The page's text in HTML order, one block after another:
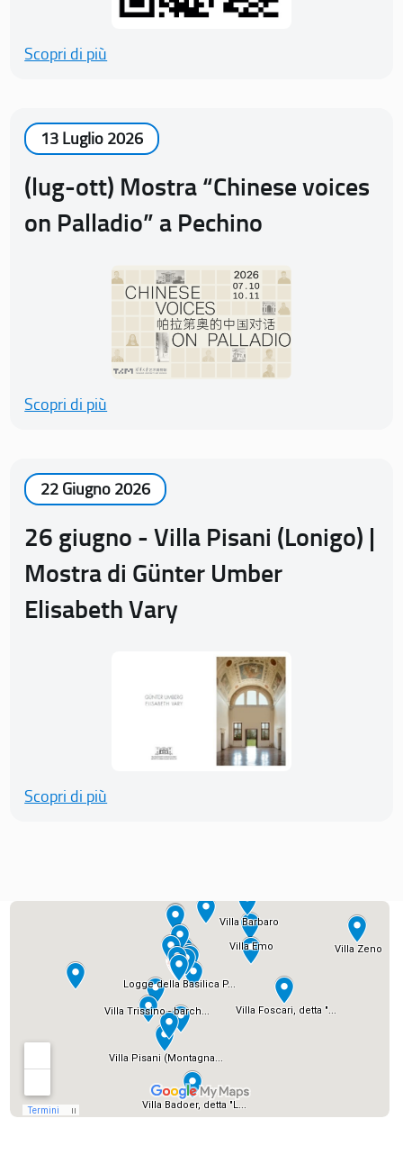
Scopri di più
13 Luglio 2026
(lug-ott) Mostra “Chinese voices
on Palladio” a Pechino
Scopri di più
22 Giugno 2026
26 giugno - Villa Pisani (Lonigo) |
Mostra di Günter Umber
Elisabeth Vary
Scopri di più